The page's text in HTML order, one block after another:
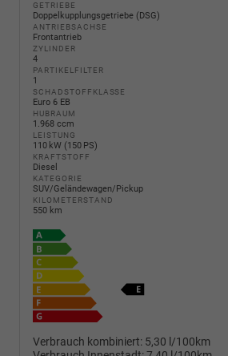
GETRIEBE
Doppelkupplungsgetriebe (DSG)
ANTRIEBSACHSE
Frontantrieb
ZYLINDER
4
PARTIKELFILTER
1
SCHADSTOFFKLASSE
Euro 6 EB
HUBRAUM
1.968 ccm
LEISTUNG
110 kW (150 PS)
KRAFTSTOFF
Diesel
KATEGORIE
SUV/Geländewagen/Pickup
KILOMETERSTAND
550 km
Verbrauch kombiniert: 5,30 l/100km